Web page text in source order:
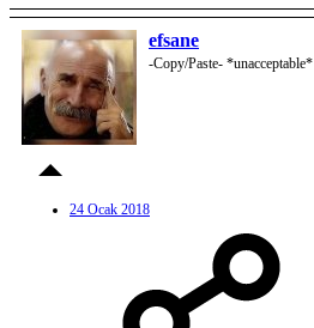
efsane
-Copy/Paste- *unacceptable*
24 Ocak 2018